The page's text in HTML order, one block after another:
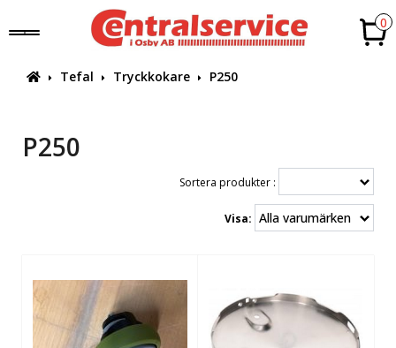
0
Tefal Tryckkokare P250
P250
Sortera produkter :
Visa: